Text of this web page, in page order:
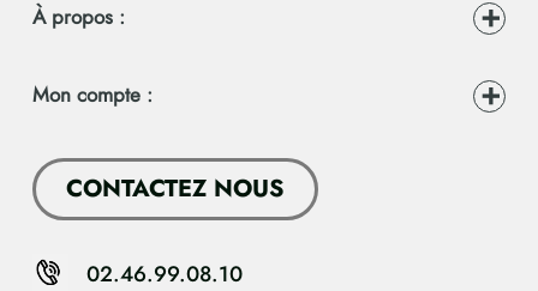
À propos :
Mon compte :
CONTACTEZ NOUS
02.46.99.08.10